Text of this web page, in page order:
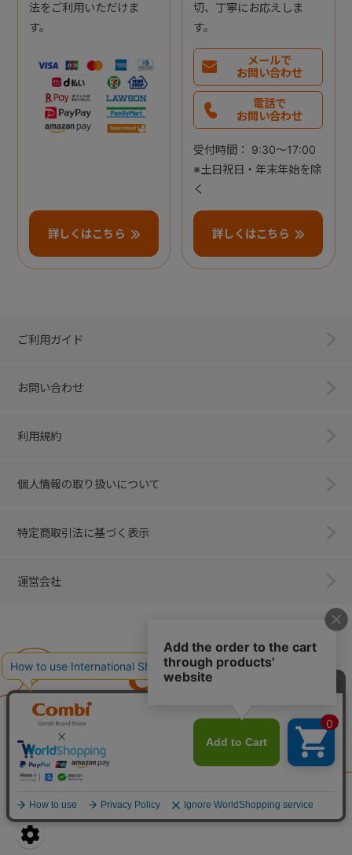
法をご利用いただけま
す。
詳しくはこちら
切、丁寧にお応えしま
す。
メールで
お問い合わせ
電話で
お問い合わせ
受付時間： 9:30～17:00
※土日祝日・年末年始を除
く
詳しくはこちら
ご利用ガイド
お問い合わせ
利用規約
個人情報の取り扱いについて
特定商取引法に基づく表示
運営会社
子育てに、イノベーションを。
ベビー用品のコンビ株式会社
All Right Reserved. Copyright © Combi Corporation.